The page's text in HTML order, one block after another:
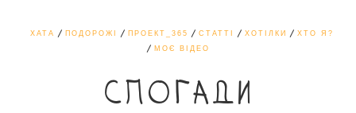
ХАТА ПОДОРОЖІ ПРОЕКТ_365 СТАТТІ ХОТІЛКИ
ХТО Я?
МОЄ ВІДЕО
СПОГАДИ